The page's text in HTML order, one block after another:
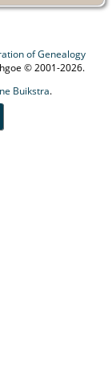
of Genealogy
© 2001-2026.
Buikstra.